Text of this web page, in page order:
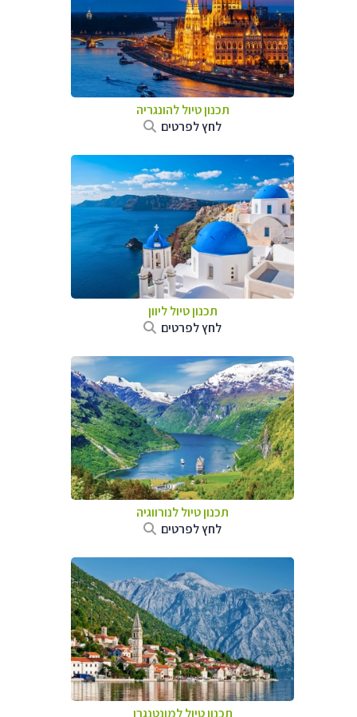
תכנון טיול להונגריה
לחץ לפרטים
תכנון טיול ליוון
לחץ לפרטים
תכנון טיול לנורווגיה
לחץ לפרטים
תכנון טיול למונטנגרו